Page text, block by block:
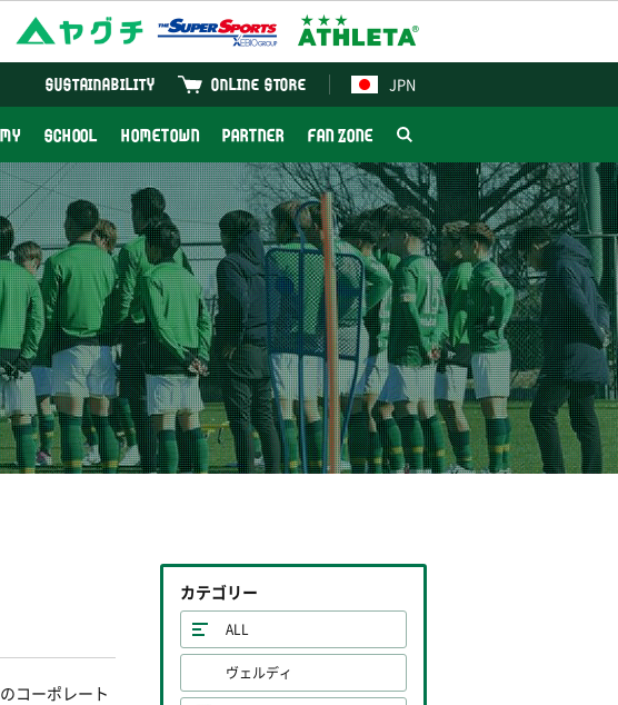
JPN
ONLINE STORE
SUSTAINABILITY
SCHOOL HOMETOWN PARTNER FAN ZONE
コーポレート
カテゴリー
ALL
ヴェルディ